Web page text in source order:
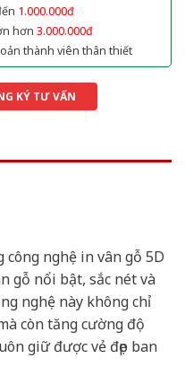
1.000.000đ
hơn 3.000.000đ
thành viên thân thiết
KÝ TƯ VẤN
công nghệ in vân gỗ 5D
gỗ nổi bật, sắc nét và
nghệ này không chỉ
còn tăng cường độ
giữ được vẻ đẹp ban